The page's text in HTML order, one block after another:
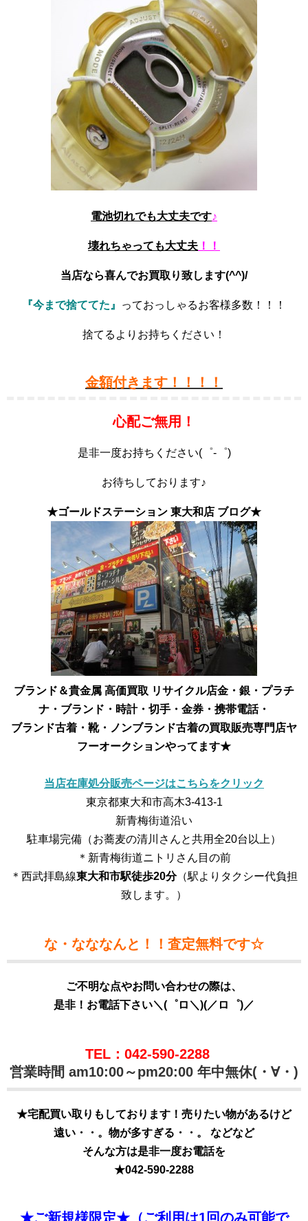
電池切れでも大丈夫です♪
壊れちゃっても大丈夫 ！！
当店なら喜んでお買取り致します(^^)/
『今まで捨ててた』 っておっしゃるお客様多数！！！
捨てるよりお持ちください！
金額付きます！！！！
心配ご無用！
是非一度お持ちください(゜-゜)
お待ちしております♪
★ゴールドステーション 東大和店 ブログ★
ブランド＆貴金属 高価買取 リサイクル店金・銀・プラチ
ナ・ブランド・時計・切手・金券・携帯電話・
ブランド古着・靴・ノンブランド古着の買取販売専門店ヤ
フーオークションやってます★
当店在庫処分販売ページはこちらをクリック
東京都東大和市高木3-413-1
新青梅街道沿い
駐車場完備（お蕎麦の清川さんと共用全20台以上）
＊新青梅街道ニトリさん目の前
＊西武拝島線東大和市駅徒歩20分（駅よりタクシー代負担
致します。）
な・なななんと！！査定無料です☆
ご不明な点やお問い合わせの際は、
是非！お電話下さい＼(゜ロ＼)(／ロ゜)／
TEL：042-590-2288
営業時間 am10:00～pm20:00 年中無休(・∀・)
★宅配買い取りもしております！売りたい物があるけど
遠い・・。物が多すぎる・・。 などなど
そんな方は是非一度お電話を
★042-590-2288
★ご新規様限定★（ご利用は1回のみ可能で